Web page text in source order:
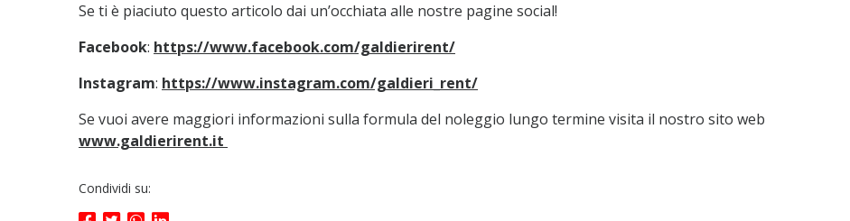
Se ti è piaciuto questo articolo dai un’occhiata alle nostre pagine social!
Facebook: https://www.facebook.com/galdierirent/
Instagram: https://www.instagram.com/galdieri_rent/
Se vuoi avere maggiori informazioni sulla formula del noleggio lungo termine visita il nostro sito web
www.galdierirent.it
Condividi su: